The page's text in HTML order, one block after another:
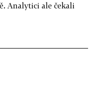
Analytici ale čekali